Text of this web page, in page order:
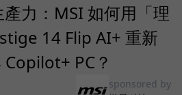
力：MSI 如何用「理
14 Flip AI+ 重新
PC？
sponsored by